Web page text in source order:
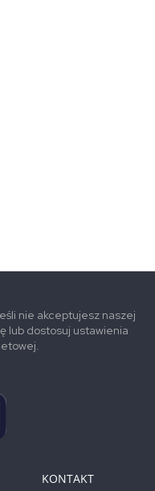
nie akceptujesz naszej
lub dostosuj ustawienia
KONTAKT